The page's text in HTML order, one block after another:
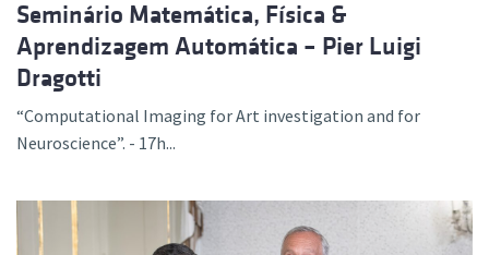
Seminário Matemática, Física &
Aprendizagem Automática – Pier Luigi
Dragotti
“Computational Imaging for Art investigation and for
Neuroscience”. - 17h...